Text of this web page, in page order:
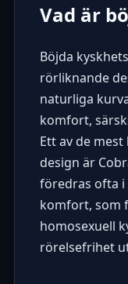
Vad är
Böjda
rörliknande
naturliga
komfort,
Ett av de
design är
föredras ofta
komfort, som
homosexuell
rörelsefrihet